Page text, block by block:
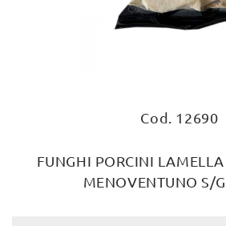
Cod. 12690
FUNGHI PORCINI
MENOVENTUNO S/